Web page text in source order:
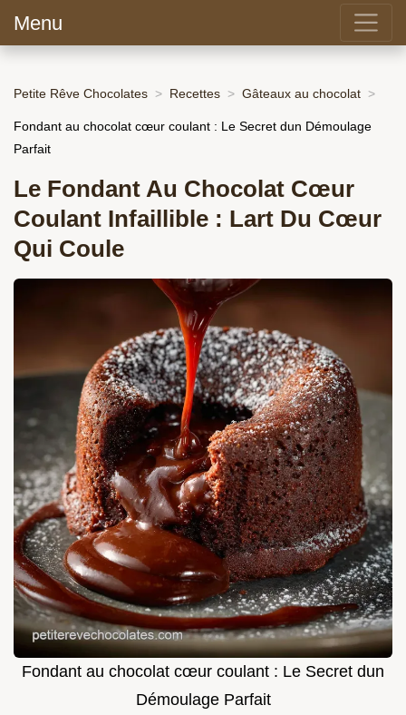
Menu
Petite Rêve Chocolates Recettes Gâteaux au chocolat
Fondant au chocolat cœur coulant : Le Secret dun Démoulage
Parfait
Le Fondant Au Chocolat Cœur
Coulant Infaillible : Lart Du Cœur
Qui Coule
Fondant au chocolat cœur coulant : Le Secret dun
Démoulage Parfait